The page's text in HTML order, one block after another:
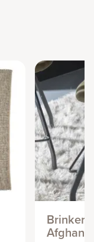
Brinker
Afghano